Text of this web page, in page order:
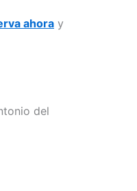
ahora y
del